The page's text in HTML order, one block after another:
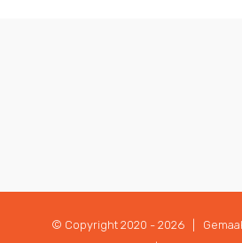
© Copyright 2020 - 2026 |